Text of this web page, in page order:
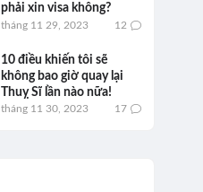
phải xin visa không?
tháng 11 29, 2023 12
10 điều khiến tôi sẽ
không bao giờ quay lại
Thuỵ Sĩ lần nào nữa!
tháng 11 30, 2023 17